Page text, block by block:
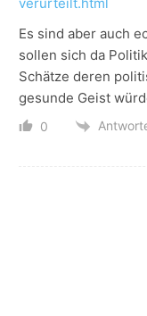
Es sind aber auch
sollen sich da
Schätze deren
gesunde Geist
0